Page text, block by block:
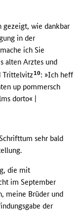
gezeigt, wie dankbar
in der
ich Sie
alten Arztes und
Trittelvitz10: »Ich heff
up pommersch
dorto« |
sehr bald
die mit
im September
meine Brüder und
der